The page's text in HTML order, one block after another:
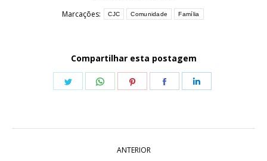
Marcações:
CJC Comunidade Família
Compartilhar esta postagem
Share
Share
Share
Share
ANTERIOR